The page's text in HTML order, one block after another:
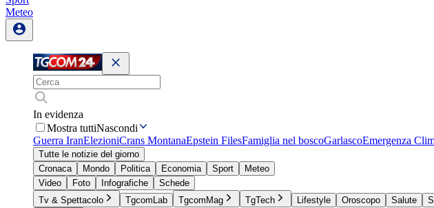
Meteo
In evidenza
Mostra tuttiNascondi
Guerra IranElezioniCrans MontanaEpstein FilesFamiglia nel boscoGarlascoEmergenza
Tutte le notizie del giorno
Cronaca
Mondo Politica Economia Sport
Meteo
Video
Foto Infografiche
Schede
Tv & Spettacolo
TgcomLab TgcomMag TgTech Lifestyle Oroscopo Salute